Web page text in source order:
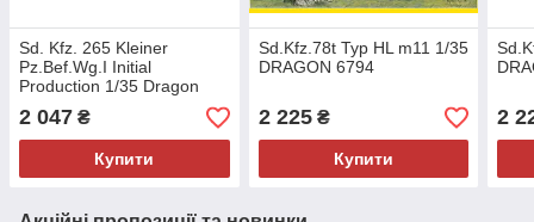
Sd. Kfz. 265 Kleiner
Pz.Bef.Wg.I Initial
Production 1/35 Dragon
6597
2 047 ₴
Купити
Sd.Kfz.78t Typ HL m11 1/35
DRAGON 6794
2 225₴
Купити
2